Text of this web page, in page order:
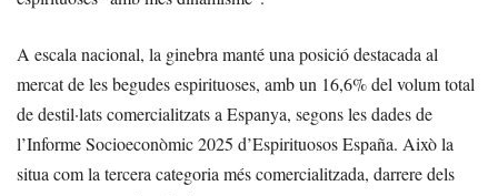
A escala nacional, la ginebra manté una posició destacada al
mercat de les begudes espirituoses, amb un 16,6% del volum total
de destil·lats comercialitzats a Espanya, segons les dades de
l’Informe Socioeconòmic 2025 d’Espirituosos España. Això la
situa com la tercera categoria més comercialitzada, darrere dels